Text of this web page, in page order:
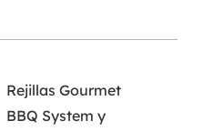
Rejillas Gourmet
BBQ System y